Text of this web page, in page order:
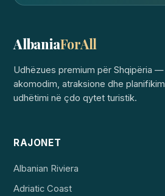
AlbaniaForAll
Udhëzues premium për Shqipëria —
akomodim, atraksione dhe planifikim
udhëtimi në çdo qytet turistik.
RAJONET
Albanian Riviera
Adriatic Coast